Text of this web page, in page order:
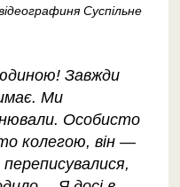
Суспільне
Завжди
Ми
Особисто
колегою, він —